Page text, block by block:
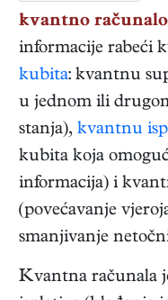
kvantno
informacije rabeći
kubita: kvantnu
u jednom ili
stanja), kvantnu
kubita koja
informacija) i
(povećavanje
smanjivanje
Kvantna računala